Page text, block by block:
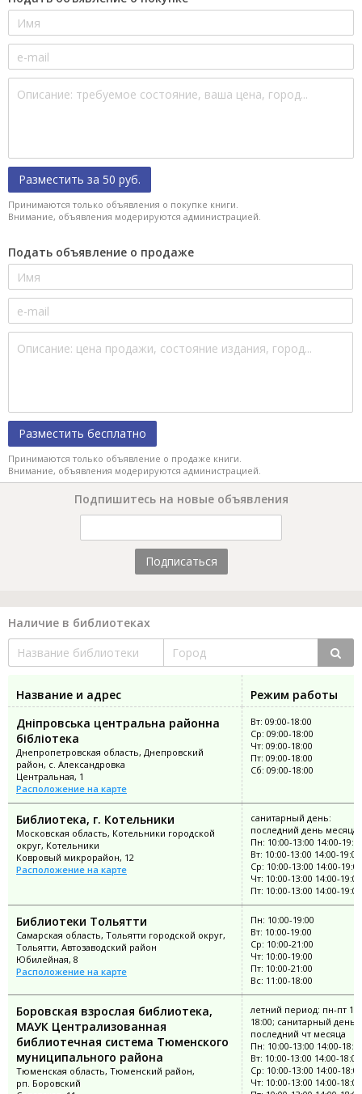
Разместить за 50 руб.
Принимаются только объявления о покупке книги.
Внимание, объявления модерируются администрацией.
Подать объявление о продаже
Разместить бесплатно
Принимаются только объявление о продаже книги.
Внимание, объявления модерируются администрацией.
Подпишитесь на новые объявления
Подписаться
Наличие в библиотеках
Название и адрес
Режим работы
Дніпровська центральна районна
бібліотека
Днепропетровская область, Днепровский
район, с. Александровка
Центральная, 1
Расположение на карте
Вт: 09:00-18:00
Ср: 09:00-18:00
Чт: 09:00-18:00
Пт: 09:00-18:00
Сб: 09:00-18:00
Библиотека, г. Котельники
Московская область, Котельники городской
округ, Котельники
Ковровый микрорайон, 12
Расположение на карте
санитарный день:
последний день месяца
Пн: 10:00-13:00 14:00-
Вт: 10:00-13:00 14:00-19:00
Ср: 10:00-13:00 14:00-19:00
Чт: 10:00-13:00 14:00-19:00
Пт: 10:00-13:00 14:00-19:00
Библиотеки Тольятти
Самарская область, Тольятти городской округ,
Тольятти, Автозаводский район
Юбилейная, 8
Расположение на карте
Пн: 10:00-19:00
Вт: 10:00-19:00
Ср: 10:00-21:00
Чт: 10:00-19:00
Пт: 10:00-21:00
Вс: 11:00-18:00
Боровская взрослая библиотека,
МАУК Централизованная
библиотечная система Тюменского
муниципального района
Тюменская область, Тюменский район,
рп. Боровский
летний период: пн-пт
18:00; санитарный день:
последний чт месяца
Пн: 10:00-13:00 14:00-
Вт: 10:00-13:00 14:00-18:00
Ср: 10:00-13:00 14:00-18:00
Чт: 10:00-13:00 14:00-18:00